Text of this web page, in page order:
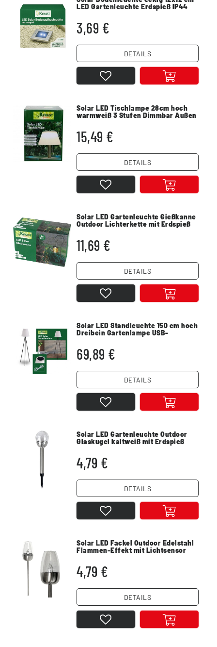
LED Gartenleuchte Erdspieß IP44
3,69 €
DETAILS
Solar LED Tischlampe 28cm hoch
warmweiß 3 Stufen Dimmbar Außen
15,49 €
DETAILS
Solar LED Gartenleuchte Gießkanne
Outdoor Lichterkette mit Erdspieß
11,69 €
DETAILS
Solar LED Standleuchte 150 cm hoch
Dreibein Gartenlampe USB-
69,89 €
DETAILS
Solar LED Gartenleuchte Outdoor
Glaskugel kaltweiß mit Erdspieß
4,79 €
DETAILS
Solar LED Fackel Outdoor Edelstahl
Flammen-Effekt mit Lichtsensor
4,79 €
DETAILS